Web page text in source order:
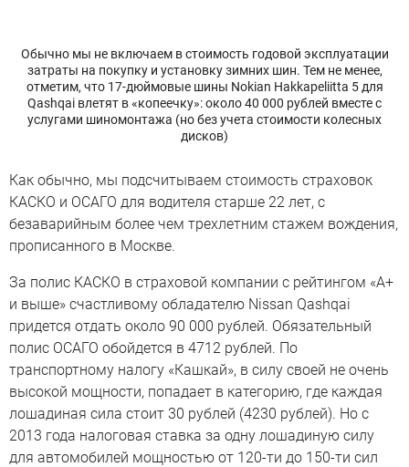
Обычно мы не включаем в стоимость годовой эксплуатации
затраты на покупку и установку зимних шин. Тем не менее,
отметим, что 17‑дюймовые шины Nokian Hakkapeliitta 5 для
Qashqai влетят в «копеечку»: около 40 000 рублей вместе с
услугами шиномонтажа (но без учета стоимости колесных
дисков)
Как обычно, мы подсчитываем стоимость страховок
КАСКО и ОСАГО для водителя старше 22 лет, с
безаварийным более чем трехлетним стажем вождения,
прописанного в Москве.
За полис КАСКО в страховой компании с рейтингом «А+
и выше» счастливому обладателю Nissan Qashqai
придется отдать около 90 000 рублей. Обязательный
полис ОСАГО обойдется в 4712 рублей. По
транспортному налогу «Кашкай», в силу своей не очень
высокой мощности, попадает в категорию, где каждая
лошадиная сила стоит 30 рублей (4230 рублей). Но с
2013 года налоговая ставка за одну лошадиную силу
для автомобилей мощностью от 120-ти до 150-ти сил